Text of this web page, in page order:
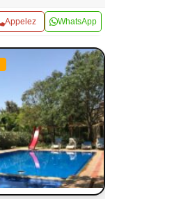
Appelez WhatsApp